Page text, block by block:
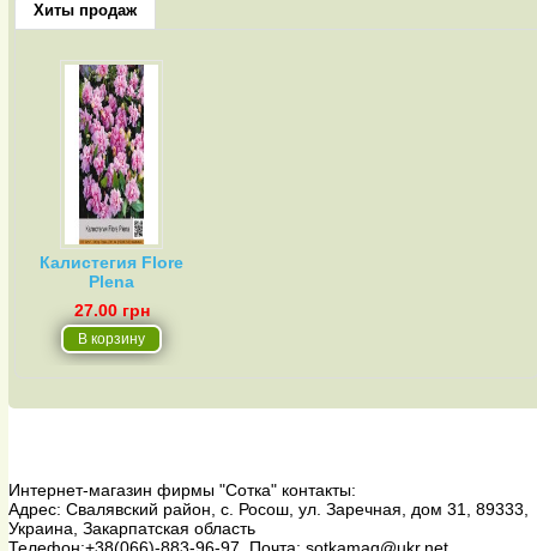
Хиты продаж
Калистегия Flore
Plena
27.00 грн
Интернет-магазин фирмы "Сотка" контакты:
Адрес: Свалявский район, с. Росош, ул. Заречная, дом 31 89333
Украина, Закарпатская область